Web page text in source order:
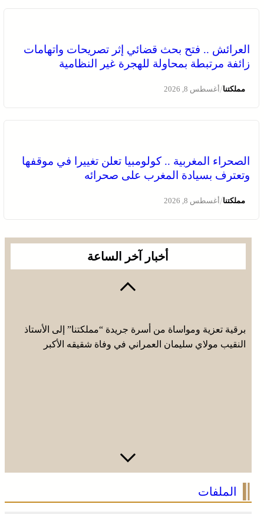
العرائش .. فتح بحث قضائي إثر تصريحات واتهامات
زائفة مرتبطة بمحاولة للهجرة غير النظامية
مملكتنا/أغسطس 8, 2026
الصحراء المغربية .. كولومبيا تعلن تغييرا في موقفها
وتعترف بسيادة المغرب على صحرائه
مملكتنا/أغسطس 8, 2026
أخبار آخر الساعة
برقية تعزية ومواساة من أسرة جريدة “مملكتنا” إلى الأستاذ
النقيب مولاي سليمان العمراني في وفاة شقيقه الأكبر
الملفات